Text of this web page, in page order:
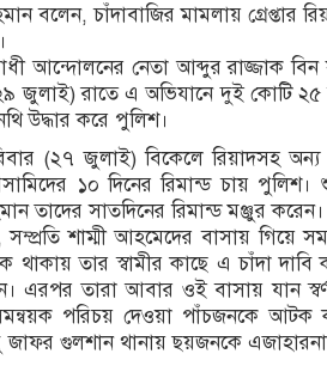
বলেন, চাঁদাবাজির মামলায় গ্রেপ্তার
আন্দোলনের নেতা আব্দুর রাজ্জাক
জুলাই) রাতে এ অভিযানে দুই কোটি ২৫
উদ্ধার করে পুলিশ।
(২৭ জুলাই) বিকেলে রিয়াদসহ
১০ দিনের রিমান্ড চায় পুলিশ।
তাদের সাতদিনের রিমান্ড মঞ্জুর করেন।
সম্প্রতি শাম্মী আহমেদের বাসায় গিয়ে
থাকায় তার স্বামীর কাছে এ চাঁদা
এরপর তারা আবার ওই বাসায় যান
পরিচয় দেওয়া পাঁচজনকে আটক
জাফর গুলশান থানায় ছয়জনকে